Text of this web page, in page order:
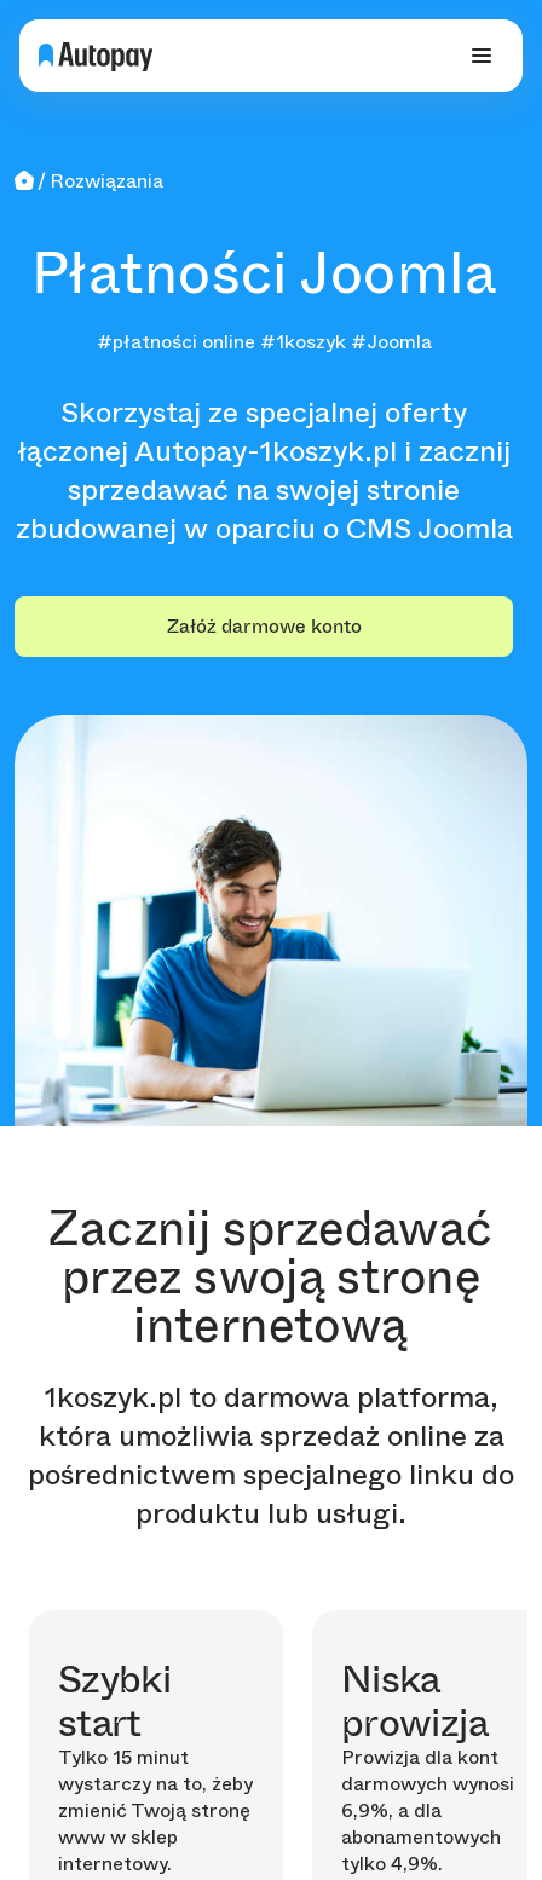
Rozwiązania
Płatności Joomla
#płatności online #1koszyk #Joomla
Skorzystaj ze specjalnej oferty
łączonej Autopay-1koszyk.pl i zacznij
sprzedawać na swojej stronie
zbudowanej w oparciu o CMS Joomla
Załóż darmowe konto
Zacznij sprzedawać
przez swoją stronę
internetową
1koszyk.pl to darmowa platforma,
która umożliwia sprzedaż online za
pośrednictwem specjalnego linku do
produktu lub usługi.
Szybki
start
Tylko 15 minut
wystarczy na to, żeby
zmienić Twoją stronę
www w sklep
internetowy.
Niska
prowizja
Prowizja dla kont
darmowych wynosi
6,9%, a dla
abonamentowych
tylko 4,9%.